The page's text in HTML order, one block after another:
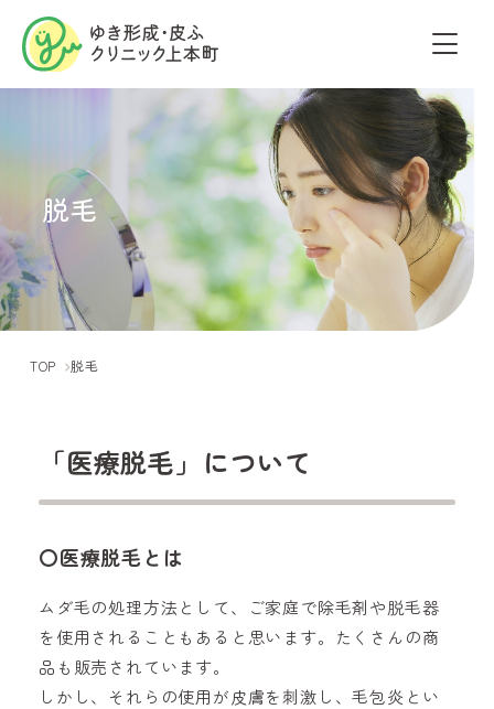
脱毛
TOP 脱毛
「医療脱毛」について
〇医療脱毛とは
ムダ毛の処理方法として、ご家庭で除毛剤や脱毛器
を使用されることもあると思います。たくさんの商
品も販売されています。
しかし、それらの使用が皮膚を刺激し、毛包炎とい